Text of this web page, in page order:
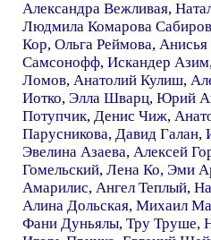
Александра Вежливая,
Людмила Комарова
Кор, Ольга Реймова,
Самсонофф, Искандер Азим
Ломов, Анатолий Кулиш,
Иотко, Элла Шварц, Юрий
Потупчик, Денис Чиж,
Парусникова, Давид Галан,
Эвелина Азаева, Алексей
Гомельский, Лена Ко, Эми
Амарилис, Ангел Теплый,
Алина Дольская, Михаил
Фани Дуньялы, Тру Труше,